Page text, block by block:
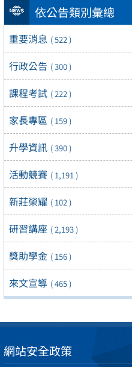
依公告類別彙總
重要消息 ( 522 )
行政公告 ( 300 )
課程考試 ( 222 )
家長專區 ( 159 )
升學資訊 ( 390 )
活動競賽 ( 1,191 )
新莊榮耀 ( 102 )
研習講座 ( 2,193 )
獎助學金 ( 156 )
來文宣導 ( 465 )
網站安全政策